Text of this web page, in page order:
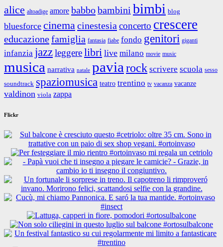
alice altoadige amore babbobambini bimbi blog
bluesforce cinema cinestesia concerto crescere
educazionefamiglia fantasia fiabe fondo genitori giganti
infanzia jazzleggerelibri live milano movie music
musica narrativa natale pavia rock scrivere scuola sesso
soundtrack spaziomusica teatro trentino tv vacanza vacanze
valdinon viola zappa
Flickr